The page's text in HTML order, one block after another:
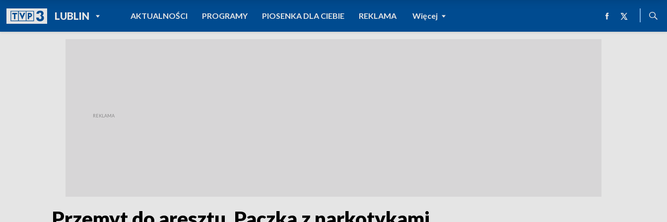
LUBLINPOWRÓT DO
TVP REGIONY
AKTUALNOŚCI PROGRAMY PIOSENKA DLA CIEBIE REKLAMA Więcej